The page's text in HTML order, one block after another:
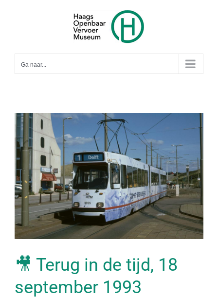
Ga naar...
🎥 Terug in de tijd, 18
september 1993